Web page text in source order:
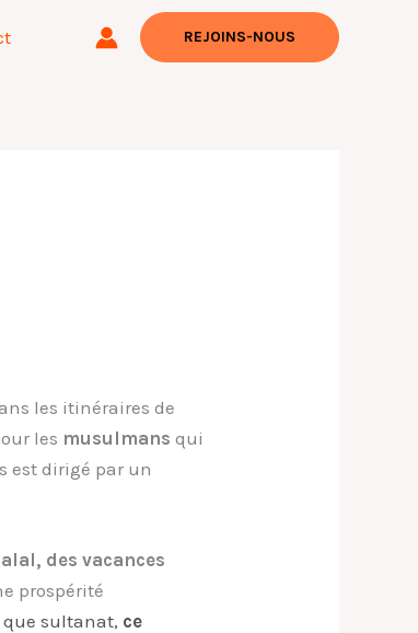
REJOINS-NOUS
les itinéraires de
les musulmansqui
est dirigé par un
des vacances
prospérité
sultanat, ce